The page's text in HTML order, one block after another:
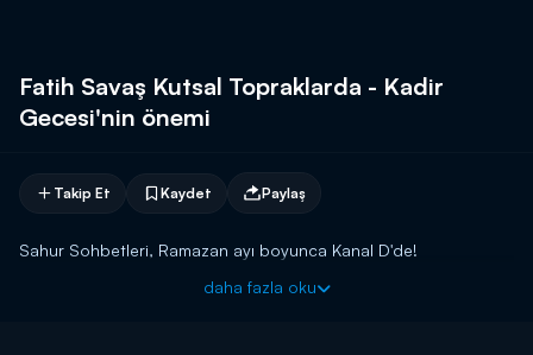
Fatih Savaş Kutsal Topraklarda - Kadir
Gecesi'nin önemi
Takip Et Kaydet Paylaş
Sahur Sohbetleri, Ramazan ayı boyunca Kanal D'de!
daha fazla oku